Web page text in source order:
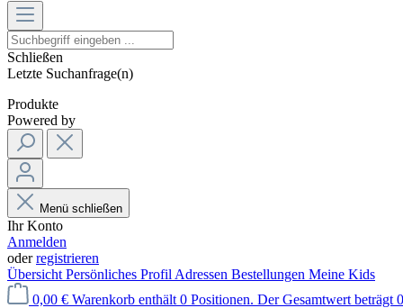
Schließen
Letzte Suchanfrage(n)
Produkte
Powered by
Menü schließen
Ihr Konto
Anmelden
oderregistrieren
Übersicht Persönliches Profil Adressen Bestellungen Meine Kids
0,00 € Warenkorb enthält 0 Positionen. Der Gesamtwert beträgt